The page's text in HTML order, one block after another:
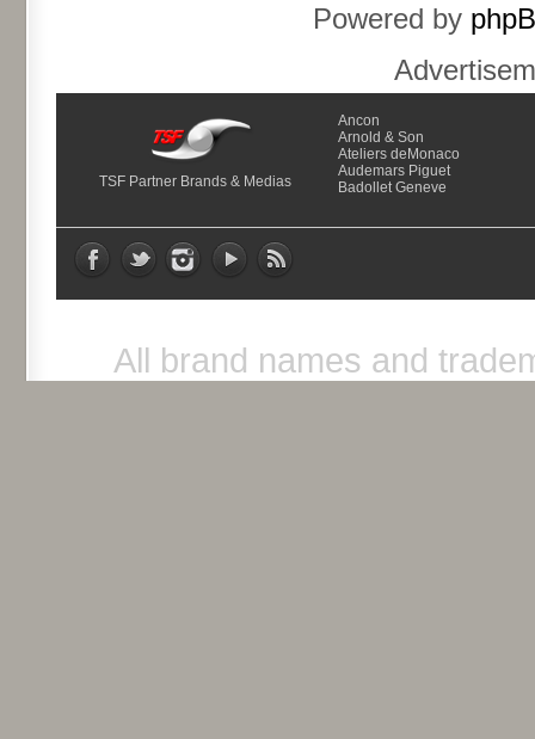
Powered by
TSF Partner Brands & Medias
Ancon
Arnold & Son
Ateliers deMonaco
Audemars Piguet
Badollet Geneve
All brand names and